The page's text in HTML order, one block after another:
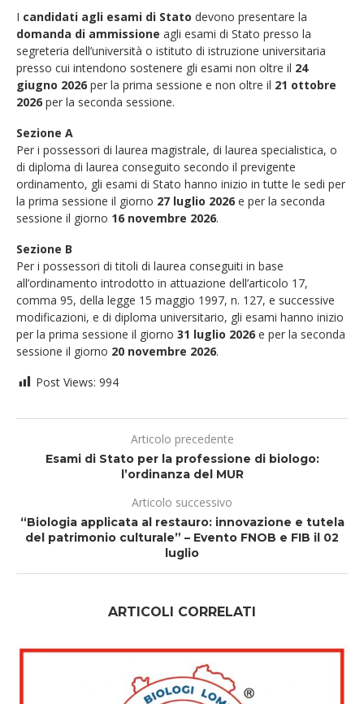
I candidati agli esami di Stato devono presentare la
domanda di ammissione agli esami di Stato presso la
segreteria dell’università o istituto di istruzione universitaria
presso cui intendono sostenere gli esami non oltre il 24
giugno 2026 per la prima sessione e non oltre il 21 ottobre
2026 per la seconda sessione.
Sezione A
Per i possessori di laurea magistrale, di laurea specialistica, o
di diploma di laurea conseguito secondo il previgente
ordinamento, gli esami di Stato hanno inizio in tutte le sedi per
la prima sessione il giorno 27 luglio 2026 e per la seconda
sessione il giorno 16 novembre 2026.
Sezione B
Per i possessori di titoli di laurea conseguiti in base
all’ordinamento introdotto in attuazione dell’articolo 17,
comma 95, della legge 15 maggio 1997, n. 127, e successive
modificazioni, e di diploma universitario, gli esami hanno inizio
per la prima sessione il giorno 31 luglio 2026 e per la seconda
sessione il giorno 20 novembre 2026.
Post Views: 994
Articolo precedente
Esami di Stato per la professione di biologo:
l’ordinanza del MUR
Articolo successivo
“Biologia applicata al restauro: innovazione e tutela
del patrimonio culturale” – Evento FNOB e FIB il 02
luglio
ARTICOLI CORRELATI